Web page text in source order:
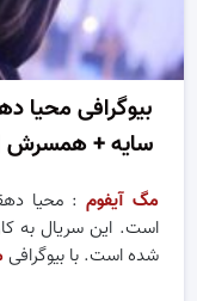
بیوگرافی محیا
سایه +
مگ آیفوم : محیا
است. این سریال به
شده است. با بیوگرافی